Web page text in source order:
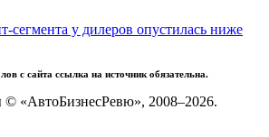
сегмента у дилеров опустилась ниже
с сайта ссылка на источник обязательна.
«АвтоБизнесРевю», 2008–2026.